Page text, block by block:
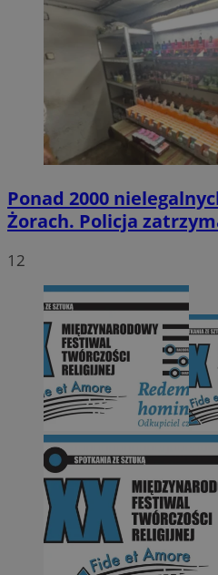
Ponad 2000
Żorach. Policja
12